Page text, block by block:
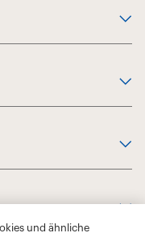
und ähnliche